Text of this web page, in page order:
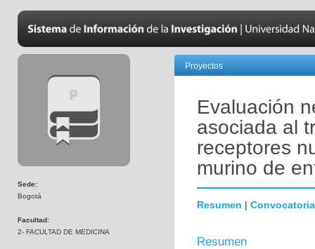
Sede:
Bogotá
Facultad:
2- FACULTAD DE MEDICINA
Proyectos
Evaluación
asociada al
receptores
murino de
Resumen | Convocatoria
Resumen